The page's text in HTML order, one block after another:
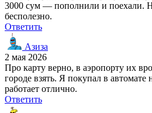
3000 сум — пополнили и поехали.
бесполезно.
Ответить
Азиза
2 мая 2026
Про карту верно, в аэропорту их
городе взять. Я покупал в автомате
работает отлично.
Ответить